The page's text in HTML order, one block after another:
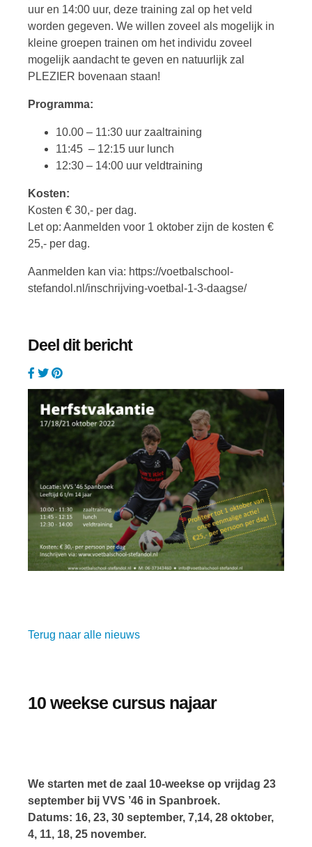
uur en 14:00 uur, deze training zal op het veld
worden gegeven. We willen zoveel als mogelijk in
kleine groepen trainen om het individu zoveel
mogelijk aandacht te geven en natuurlijk zal
PLEZIER bovenaan staan!
Programma:
10.00 – 11:30 uur zaaltraining
11:45 – 12:15 uur lunch
12:30 – 14:00 uur veldtraining
Kosten:
Kosten € 30,- per dag.
Let op: Aanmelden voor 1 oktober zijn de kosten €
25,- per dag.
Aanmelden kan via: https://voetbalschool-
stefandol.nl/inschrijving-voetbal-1-3-daagse/
Deel dit bericht
Terug naar alle nieuws
10 weekse cursus najaar
We starten met de zaal 10-weekse op vrijdag 23
september bij VVS ’46 in Spanbroek.
Datums: 16, 23, 30 september, 7,14, 28 oktober,
4, 11, 18, 25 november.